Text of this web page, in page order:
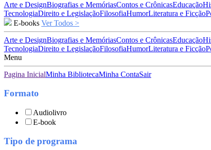
Arte e DesignBiografias e MemóriasContos e CrônicasEducação
TecnologiaDireito e LegislaçãoFilosofiaHumorLiteratura e Ficção
E-books Ver Todos >
Arte e DesignBiografias e MemóriasContos e CrônicasEducação
TecnologiaDireito e LegislaçãoFilosofiaHumorLiteratura e Ficção
Menu
Pagina InicialMinha BibliotecaMinha ContaSair
Formato
Audiolivro
E-book
Tipo de programa